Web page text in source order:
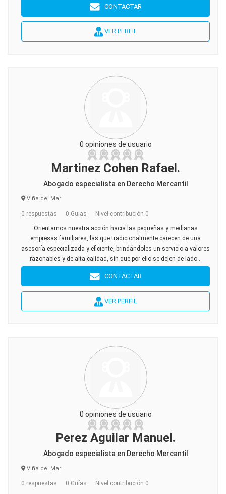
CONTACTAR
VER PERFIL
0 opiniones de usuario
Martinez Cohen Rafael.
Abogado especialista en Derecho Mercantil
Viña del Mar
0 respuestas 0 Guías Nivel contribución 0
Orientamos nuestra acción hacia las pequeñas y medianas
empresas familiares, las que tradicionalmente carecen de una
asesoría especializada y eficiente, brindándoles un servicio a valores
razonables y de alta calidad, sin que por ello se dejen de lado...
CONTACTAR
VER PERFIL
0 opiniones de usuario
Perez Aguilar Manuel.
Abogado especialista en Derecho Mercantil
Viña del Mar
0 respuestas 0 Guías Nivel contribución 0